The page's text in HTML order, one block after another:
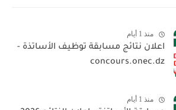
منذ 1 أيام
اعلان نتائج مسابقة توظيف الأساتذة -
concours.onec.dz
منذ 1 أيام